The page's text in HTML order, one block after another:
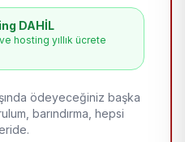
DAHİL
hosting yıllık ücrete
ödeyeceğiniz başka
barındırma, hepsi